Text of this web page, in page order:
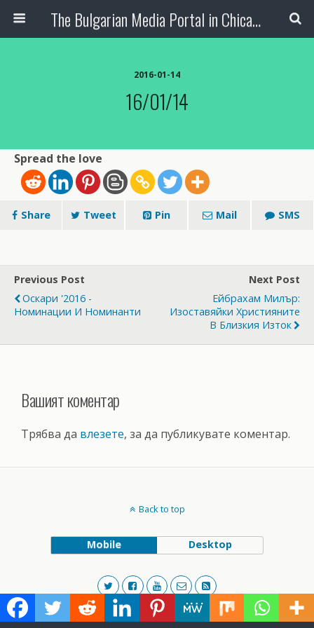
The Bulgarian Media Portal in Chicago
2016-01-14
16/01/14
Spread the love
Share Tweet Pin Mail SMS
Previous Post
Оскари '2016 -
Номинации И Номинанти
Next Post
Ейбрахам Милър:
Изоставяйки Християните
В Близкия Изток
Вашият коментар
Трябва да влезете, за да публикувате коментар.
Back to top
Mobile Desktop